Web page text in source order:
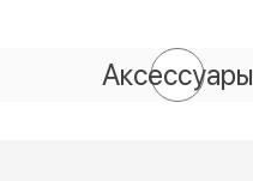
Аксессуары